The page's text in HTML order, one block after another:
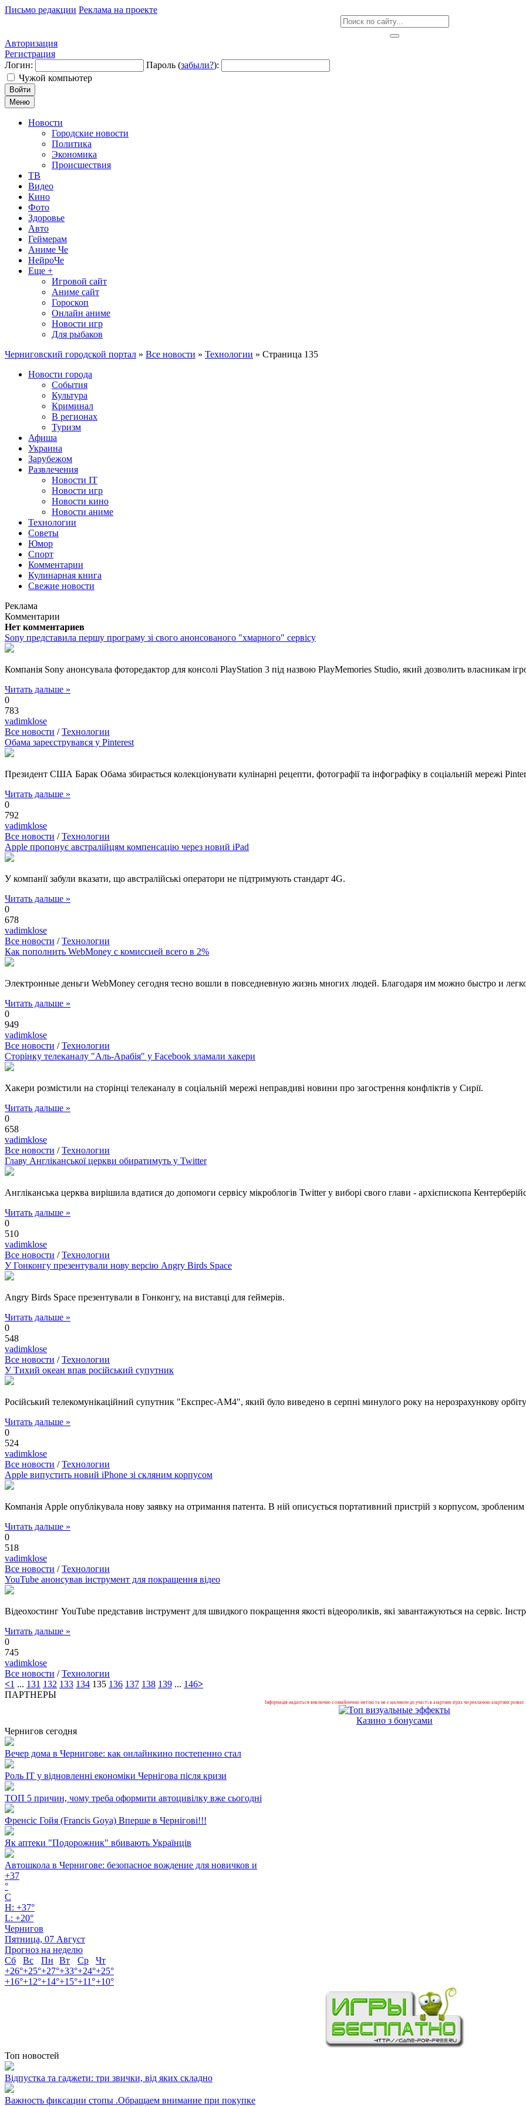
Письмо редакции Реклама на проекте
Авторизация
Регистрация
Логин:
Пароль (забыли?):
Чужой компьютер
Войти
Меню
Новости
Городские новости
Политика
Экономика
Происшествия
ТВ
Видео
Кино
Фото
Здоровье
Авто
Геймерам
Аниме Че
НейроЧе
Еще +
Игровой сайт
Аниме сайт
Гороскоп
Онлайн аниме
Новости игр
Для рыбаков
Черниговский городской портал » Все новости » Технологии » Страница 135
Новости города
События
Культура
Криминал
В регионах
Туризм
Афиша
Украина
Зарубежом
Развлечения
Новости IT
Новости игр
Новости кино
Новости аниме
Технологии
Советы
Юмор
Спорт
Комментарии
Кулинарная книга
Свежие новости
Реклама
Комментарии
Нет комментариев
Sony представила першу програму зі свого анонсованого "хмарного" сервісу
Компанія Sony анонсувала фоторедактор для консолі PlayStation 3 під назвою PlayMemories Studio, який дозволить власникам
Читать дальше »
0
783
vadimklose
Все новости /Технологии
Обама зареєструвався у Pinterest
Президент США Барак Обама збирається колекціонувати кулінарні рецепти, фотографії та інфографіку в соціальній мережі
Читать дальше »
0
792
vadimklose
Все новости /Технологии
Apple пропонує австралійцям компенсацію через новий iPad
У компанії забули вказати, що австралійські оператори не підтримують стандарт 4G.
Читать дальше »
0
678
vadimklose
Все новости /Технологии
Как пополнить WebMoney с комиссией всего в 2%
Электронные деньги WebMoney сегодня тесно вошли в повседневную жизнь многих людей. Благодаря им можно быстро и
Читать дальше »
0
949
vadimklose
Все новости /Технологии
Сторінку телеканалу "Аль-Арабія" у Facebook зламали хакери
Хакери розмістили на сторінці телеканалу в соціальній мережі неправдиві новини про загострення конфліктів у Сирії.
Читать дальше »
0
658
vadimklose
Все новости /Технологии
Главу Англіканської церкви обиратимуть у Twitter
Англіканська церква вирішила вдатися до допомоги сервісу мікроблогів Twitter у виборі свого глави - архієпископа
Читать дальше »
0
510
vadimklose
Все новости /Технологии
У Гонконгу презентували нову версію Angry Birds Space
Angry Birds Space презентували в Гонконгу, на виставці для ґеймерів.
Читать дальше »
0
548
vadimklose
Все новости /Технологии
У Тихий океан впав російський супутник
Російський телекомунікаційний супутник "Експрес-АМ4", який було виведено в серпні минулого року на нерозрахункову
Читать дальше »
0
524
vadimklose
Все новости /Технологии
Apple випустить новий iPhone зі скляним корпусом
Компанія Apple опублікувала нову заявку на отримання патента. В ній описується портативний пристрій з корпусом, зробленим
Читать дальше »
0
518
vadimklose
Все новости /Технологии
YouTube анонсував інструмент для покращення відео
Відеохостинг YouTube представив інструмент для швидкого покращення якості відеороликів, які завантажуються на сервіс.
Читать дальше »
0
745
vadimklose
Все новости /Технологии
<1 ... 131 132 133 134 135 136 137 138 139 ... 146>
ПАРТНЕРЫ
Інформація надається виключно з ознайомчою метою та не є закликом до участі в азартних іграх чи рекламою азартних розваг.
Казино з бонусами
Чернигов сегодня
Вечер дома в Чернигове: как онлайнкино постепенно стал
Роль ІТ у відновленні економіки Чернігова після кризи
ТОП 5 причин, чому треба оформити автоцивілку вже сьогодні
Френсіс Гойя (Francis Goya) Вперше в Чернігові!!!
Як аптеки "Подорожник" вбивають Українців
Автошкола в Чернигове: безопасное вождение для новичков и
+37
°
C
H: +37°
L: +20°
Чернигов
Пятница, 07 Август
Прогноз на неделю
Сб
Вс Пн Вт Ср
Чт
+26°+25°+27°+33°+24°+25°
+16°+12°+14°+15°+11°+10°
Топ новостей
Відпустка та гаджети: три звички, від яких складно
Важность фиксации стопы .Обращаем внимание при покупке